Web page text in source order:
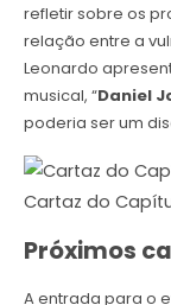
refletir sobre os
relação entre a
Leonardo
musical, “Daniel
poderia ser um
Cartaz do
Próximos
A entrada para o